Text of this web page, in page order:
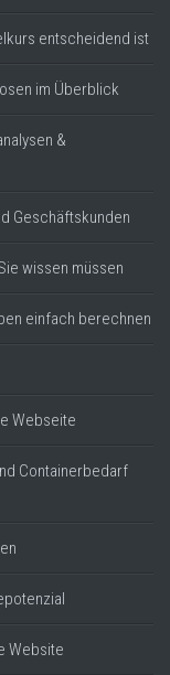
entscheidend ist
im Überblick
&
Geschäftskunden
wissen müssen
einfach berechnen
Webseite
Containerbedarf
Website